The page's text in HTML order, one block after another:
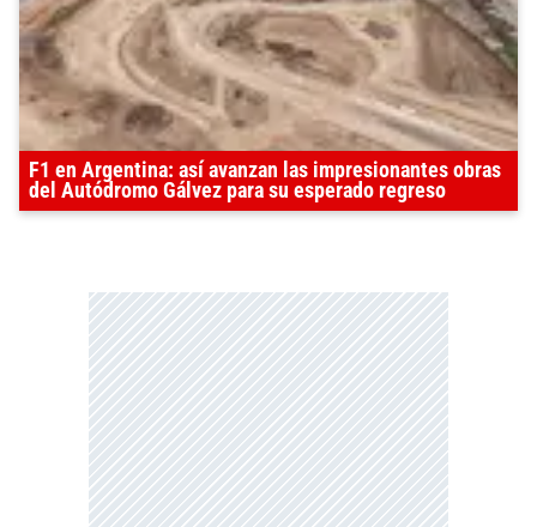
F1 en Argentina: así avanzan las impresionantes obras
del Autódromo Gálvez para su esperado regreso